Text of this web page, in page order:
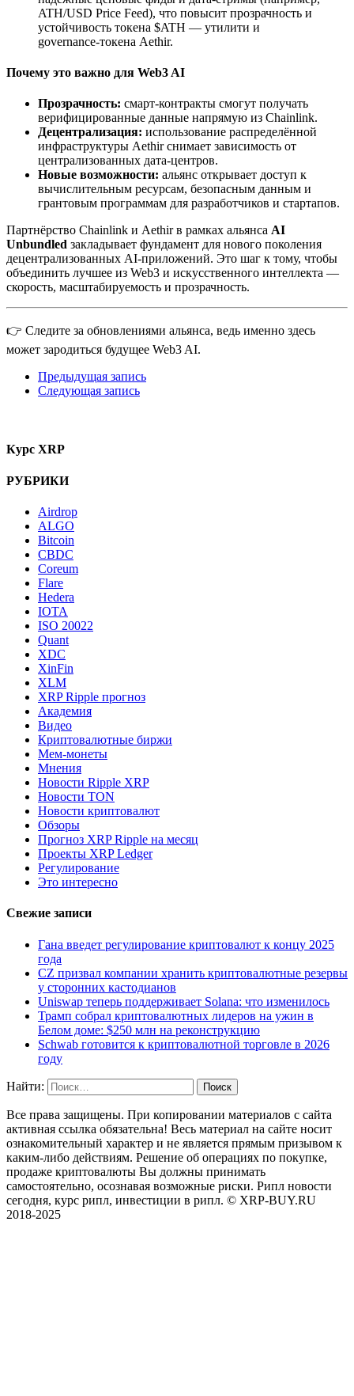
ATH/USD Price Feed), что повысит прозрачность и
устойчивость токена $ATH — утилити и
governance‑токена Aethir.
Почему это важно для Web3 AI
Прозрачность: смарт‑контракты смогут получать
верифицированные данные напрямую из Chainlink.
Децентрализация: использование распределённой
инфраструктуры Aethir снимает зависимость от
централизованных дата‑центров.
Новые возможности: альянс открывает доступ к
вычислительным ресурсам, безопасным данным и
грантовым программам для разработчиков и стартапов.
Партнёрство Chainlink и Aethir в рамках альянса AI
Unbundled закладывает фундамент для нового поколения
децентрализованных AI‑приложений. Это шаг к тому, чтобы
объединить лучшее из Web3 и искусственного интеллекта —
скорость, масштабируемость и прозрачность.
👉 Следите за обновлениями альянса, ведь именно здесь
может зародиться будущее Web3 AI.
Предыдущая запись
Следующая запись
Курс XRP
РУБРИКИ
Airdrop
ALGO
Bitcoin
CBDC
Coreum
Flare
Hedera
IOTA
ISO 20022
Quant
XDC
XinFin
XLM
XRP Ripple прогноз
Академия
Видео
Криптовалютные биржи
Мем-монеты
Мнения
Новости Ripple XRP
Новости TON
Новости криптовалют
Обзоры
Прогноз XRP Ripple на месяц
Проекты XRP Ledger
Регулирование
Это интересно
Свежие записи
Гана введет регулирование криптовалют к концу 2025
года
CZ призвал компании хранить криптовалютные резервы
у сторонних кастодианов
Uniswap теперь поддерживает Solana: что изменилось
Трамп собрал криптовалютных лидеров на ужин в
Белом доме: $250 млн на реконструкцию
Schwab готовится к криптовалютной торговле в 2026
году
Найти:
Все права защищены. При копировании материалов с сайта
активная ссылка обязательна! Весь материал на сайте носит
ознакомительный характер и не является прямым призывом к
каким-либо действиям. Решение об операциях по покупке,
продаже криптовалюты Вы должны принимать
самостоятельно, осознавая возможные риски. Рипл новости
сегодня, курс рипл, инвестиции в рипл. © XRP-BUY.RU
2018-2025